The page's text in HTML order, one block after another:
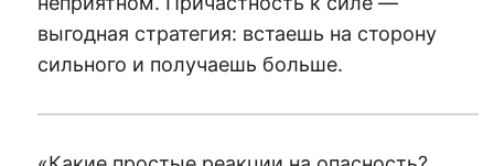
выгодная стратегия: встаешь на сторону
сильного и получаешь больше.